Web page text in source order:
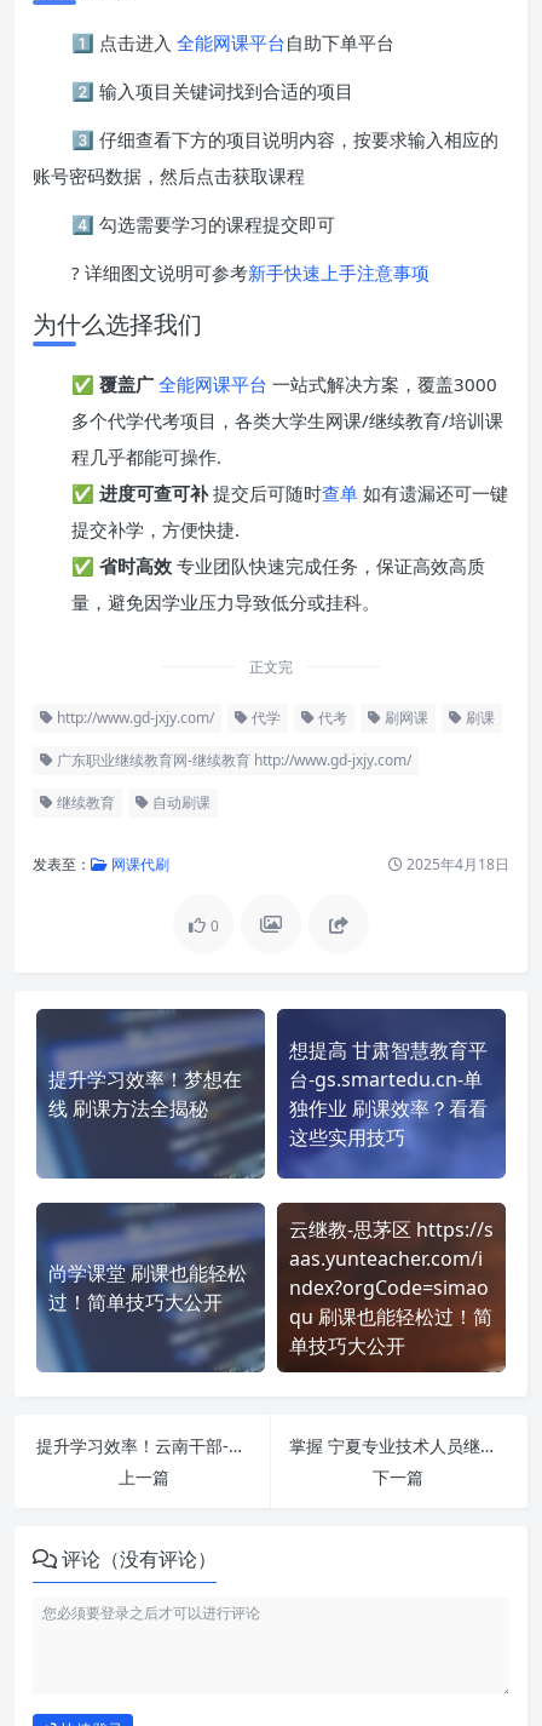
1️⃣ 点击进入 全能网课平台自助下单平台
2️⃣ 输入项目关键词找到合适的项目
3️⃣ 仔细查看下方的项目说明内容，按要求输入相应的
账号密码数据，然后点击获取课程
4️⃣ 勾选需要学习的课程提交即可
? 详细图文说明可参考新手快速上手注意事项
为什么选择我们
✅ 覆盖广 全能网课平台 一站式解决方案，覆盖3000
多个代学代考项目，各类大学生网课/继续教育/培训课
程几乎都能可操作.
✅ 进度可查可补提交后可随时查单 如有遗漏还可一键
提交补学，方便快捷.
✅ 省时高效 专业团队快速完成任务，保证高效高质
量，避免因学业压力导致低分或挂科。
正文完
http://www.gd-jxjy.com/ 代学 代考 刷网课 刷课
广东职业继续教育网-继续教育 http://www.gd-jxjy.com/
继续教育 自动刷课
发表至： 网课代刷 2025年4月18日
0
提升学习效率！梦想在
线 刷课方法全揭秘
想提高 甘肃智慧教育平
台-gs.smartedu.cn-单
独作业 刷课效率？看看
这些实用技巧
尚学课堂 刷课也能轻松
过！简单技巧大公开
云继教-思茅区 https://s
aas.yunteacher.com/i
ndex?orgCode=simao
qu 刷课也能轻松过！简
单技巧大公开
提升学习效率！云南干部-专题班 https://fpt.ynsgbzx.cn/pc/index.html#/ 刷课方法全揭秘
上一篇
掌握 宁夏专业技术人员继续教育网 https://nxzj.chinahrt.com/ 课程，简单刷课技巧分享！
下一篇
评论（没有评论）